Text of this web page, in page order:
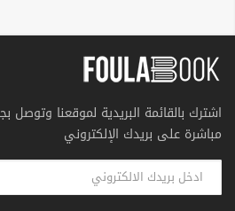
اشترك بالقائمة البريدية لموقعنا وتوصل
مباشرة على بريدك الإلكتروني